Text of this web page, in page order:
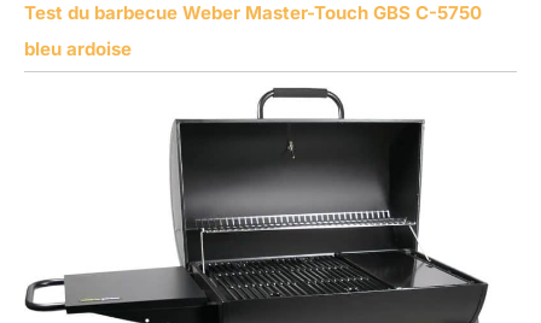
Test du barbecue Weber Master-Touch GBS C-5750
bleu ardoise